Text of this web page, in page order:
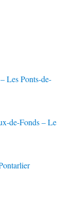
Les Ponts-de-
de-Fonds – Le